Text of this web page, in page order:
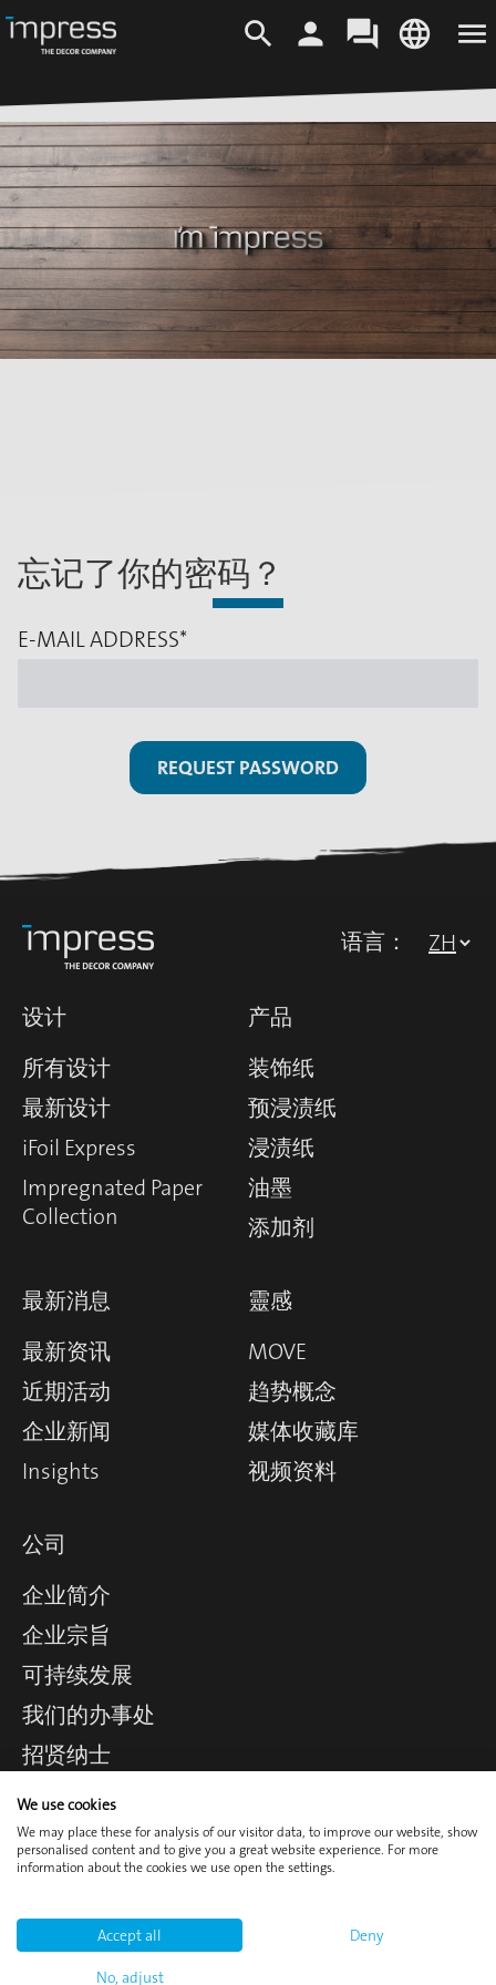
search person
客户地区
登录
forum language
语言
EN
DE
ES
IT
PL PT
TR
ZH
menu
设计
最新设计
iFoil Express
Impregnated Paper
Collection
产品
预浸渍纸
浸渍纸
油墨
添加剂
最新消息
近期活动
企业新闻
Insights
趋势概念
媒体收藏库
视频资料
公司
可持续发展
我们的办事处
招贤纳士
忘记了你的密码？
E-MAIL ADDRESS*
REQUEST PASSWORD
语言：
设计
所有设计
最新设计
iFoil Express
Impregnated Paper
Collection
产品
装饰纸
预浸渍纸
浸渍纸
油墨
添加剂
最新消息
最新资讯
近期活动
企业新闻
Insights
靈感
MOVE
趋势概念
媒体收藏库
视频资料
公司
企业简介
企业宗旨
可持续发展
我们的办事处
招贤纳士
Cookies 政策
联系方式
隐私政策
We use cookies
We may place these for analysis of our visitor data, to improve our website, show
personalised content and to give you a great website experience. For more
information about the cookies we use open the settings.
Accept all Deny
No, adjust